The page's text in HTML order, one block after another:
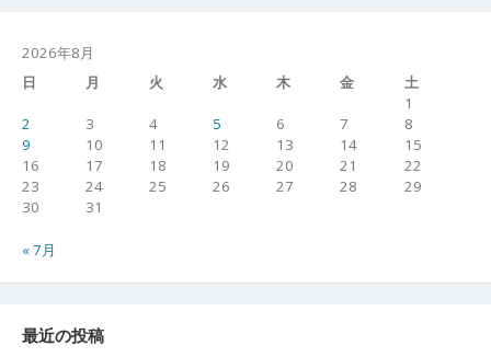
2026年8月
日
月 火 水 木 金
土
1
2
3 4 5 6 7
8
9
10 11 12 13 14
15
16
17 18 19 20 21
22
23
24 25 26 27 28
29
30
31
« 7月
最近の投稿